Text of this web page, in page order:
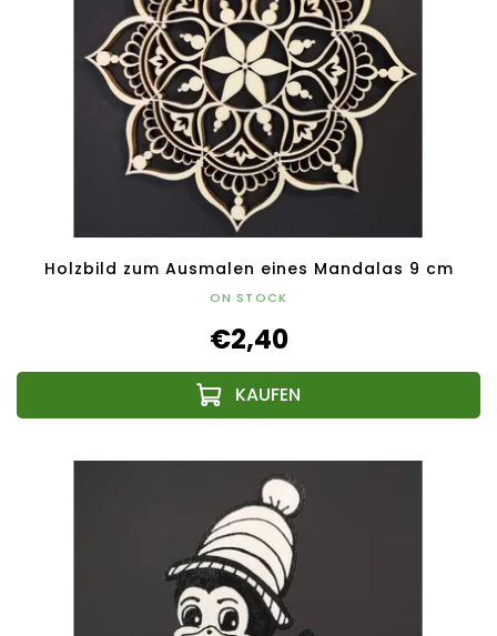
Holzbild zum Ausmalen eines Mandalas 9 cm
ON STOCK
€2,40